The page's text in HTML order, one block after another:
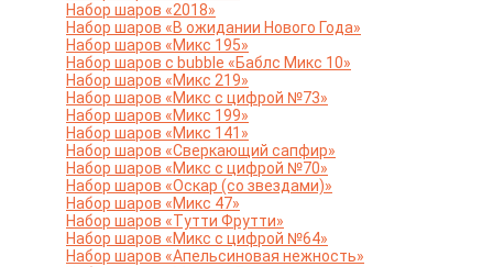
Набор шаров «2018»
Набор шаров «В ожидании Нового Года»
Набор шаров «Микс 195»
Набор шаров с bubble «Баблс Микс 10»
Набор шаров «Микс 219»
Набор шаров «Микс с цифрой №73»
Набор шаров «Микс 199»
Набор шаров «Микс 141»
Набор шаров «Сверкающий сапфир»
Набор шаров «Микс с цифрой №70»
Набор шаров «Оскар (со звездами)»
Набор шаров «Микс 47»
Набор шаров «Тутти Фрутти»
Набор шаров «Микс с цифрой №64»
Набор шаров «Апельсиновая нежность»